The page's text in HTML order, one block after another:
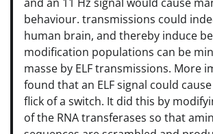
behaviour. transmissions could
human brain, and thereby induce
modification populations can be
masse by ELF transmissions. More
found that an ELF signal could
flick of a switch. It did this by
of the RNA transferases so that